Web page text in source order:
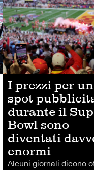
I prezzi per
spot
durante il
Bowl sono
diventati
enormi
Alcuni giornali dicono